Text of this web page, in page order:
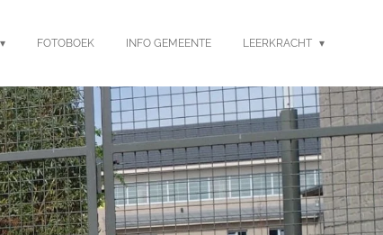
FOTOBOEK INFO GEMEENTE LEERKRACHT